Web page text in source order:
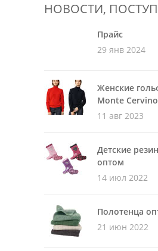
НОВОСТИ,
Прайс
29 янв 2024
Женские
Monte Cervino
11 авг 2023
Детские
оптом
14 июл 2022
Полотенца
21 июн 2022